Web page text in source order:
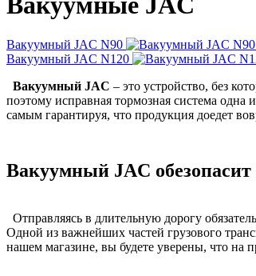
Вакуумный JAC N90
Вакуумный JAC N120
Вакуумный JAC – это устройство, без
поэтому исправная тормозная система
самым гарантируя, что продукция доедет
Вакуумный JAC
Отправляясь в длительную дорогу
Одной из важнейших частей грузового
нашем магазине, вы будете уверены, что на